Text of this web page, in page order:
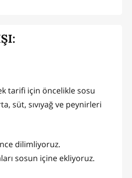
tarifi için öncelikle sosu
süt, sıvıyağ ve peynirleri
dilimliyoruz.
sosun içine ekliyoruz.